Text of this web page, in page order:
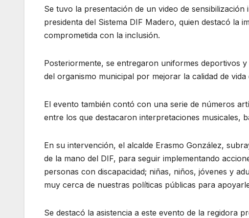
Se tuvo la presentación de un video de
presidenta del Sistema DIF Madero, quien destacó la
comprometida con la inclusión.
Posteriormente, se entregaron uniformes deportivos
del organismo municipal por mejorar la calidad de vida
El evento también contó con una serie de números
entre los que destacaron interpretaciones musicales,
En su intervención, el alcalde Erasmo González,
de la mano del DIF, para seguir implementando
personas con discapacidad; niñas, niños, jóvenes y
muy cerca de nuestras políticas públicas para
Se destacó la asistencia a este evento de la regidora